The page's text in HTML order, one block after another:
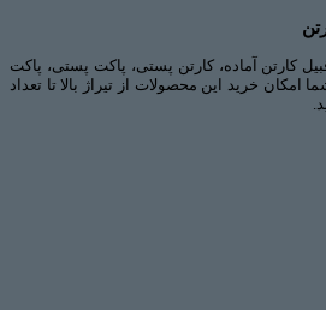
کارتن آماده، کارتن پستی، پاکت پستی، پاکت
خرید این محصولات از تیراژ بالا تا تعداد